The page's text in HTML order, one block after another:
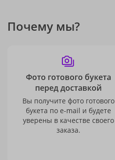
Почему мы?
Фото готового букета
перед доставкой
Вы получите фото готового
букета по e-mail и будете
уверены в качестве своего
заказа.